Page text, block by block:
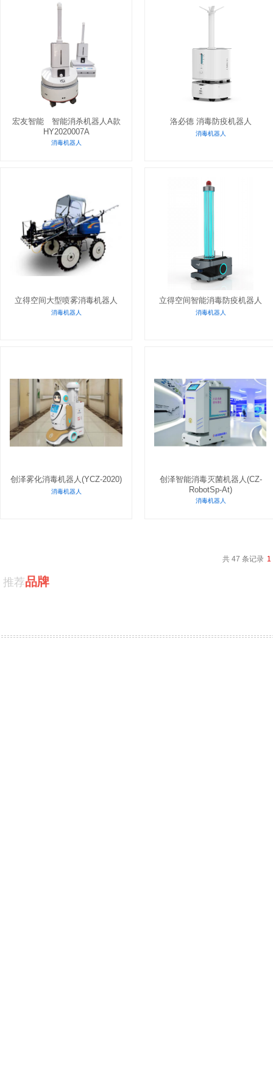
宏友智能 智能消杀机器人A款
HY2020007A
消毒机器人
洛必德 消毒防疫机器人
消毒机器人
立得空间大型喷雾消毒机器人
消毒机器人
立得空间智能消毒防疫机器人
消毒机器人
创泽雾化消毒机器人(YCZ-2020)
消毒机器人
创泽智能消毒灭菌机器人(CZ-
RobotSp-At)
消毒机器人
共 47 条记录 1
推荐品牌